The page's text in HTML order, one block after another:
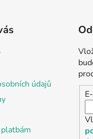
údajů